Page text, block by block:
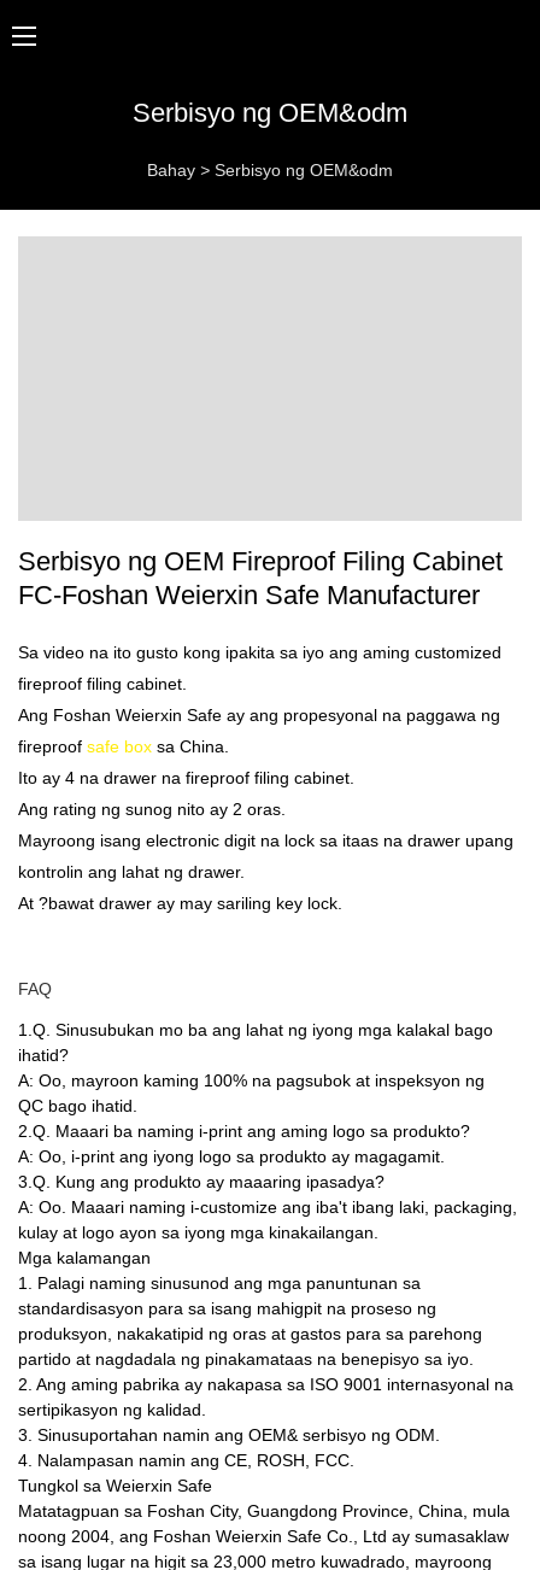
Serbisyo ng OEM&odm
Bahay > Serbisyo ng OEM&odm
Serbisyo ng OEM Fireproof Filing Cabinet
FC-Foshan Weierxin Safe Manufacturer
Sa video na ito gusto kong ipakita sa iyo ang aming customized
fireproof filing cabinet.
Ang Foshan Weierxin Safe ay ang propesyonal na paggawa ng
fireproof safe box sa China.
Ito ay 4 na drawer na fireproof filing cabinet.
Ang rating ng sunog nito ay 2 oras.
Mayroong isang electronic digit na lock sa itaas na drawer upang
kontrolin ang lahat ng drawer.
At ?bawat drawer ay may sariling key lock.
FAQ
1.Q. Sinusubukan mo ba ang lahat ng iyong mga kalakal bago
ihatid?
A: Oo, mayroon kaming 100% na pagsubok at inspeksyon ng
QC bago ihatid.
2.Q. Maaari ba naming i-print ang aming logo sa produkto?
A: Oo, i-print ang iyong logo sa produkto ay magagamit.
3.Q. Kung ang produkto ay maaaring ipasadya?
A: Oo. Maaari naming i-customize ang iba't ibang laki, packaging,
kulay at logo ayon sa iyong mga kinakailangan.
Mga kalamangan
1. Palagi naming sinusunod ang mga panuntunan sa
standardisasyon para sa isang mahigpit na proseso ng
produksyon, nakakatipid ng oras at gastos para sa parehong
partido at nagdadala ng pinakamataas na benepisyo sa iyo.
2. Ang aming pabrika ay nakapasa sa ISO 9001 internasyonal na
sertipikasyon ng kalidad.
3. Sinusuportahan namin ang OEM& serbisyo ng ODM.
4. Nalampasan namin ang CE, ROSH, FCC.
Tungkol sa Weierxin Safe
Matatagpuan sa Foshan City, Guangdong Province, China, mula
noong 2004, ang Foshan Weierxin Safe Co., Ltd ay sumasaklaw
sa isang lugar na higit sa 23,000 metro kuwadrado, mayroong